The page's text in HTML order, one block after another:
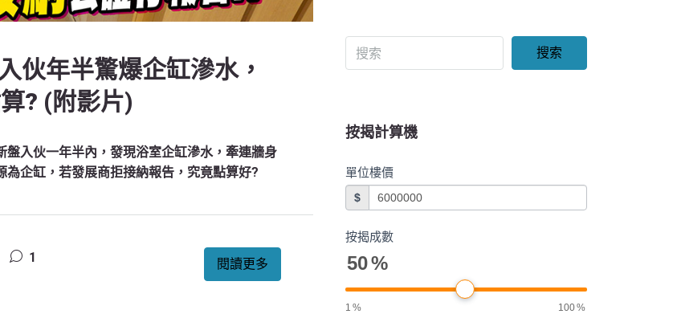
伙年半驚爆企缸滲水，
? (附影片)
入伙一年半內，發現浴室企缸滲水，牽連牆身
企缸，若發展商拒接納報告，究竟點算好?
1 閱讀更多
搜索
按揭計算機
單位樓價
$
按揭成數
50%
1 % 100%